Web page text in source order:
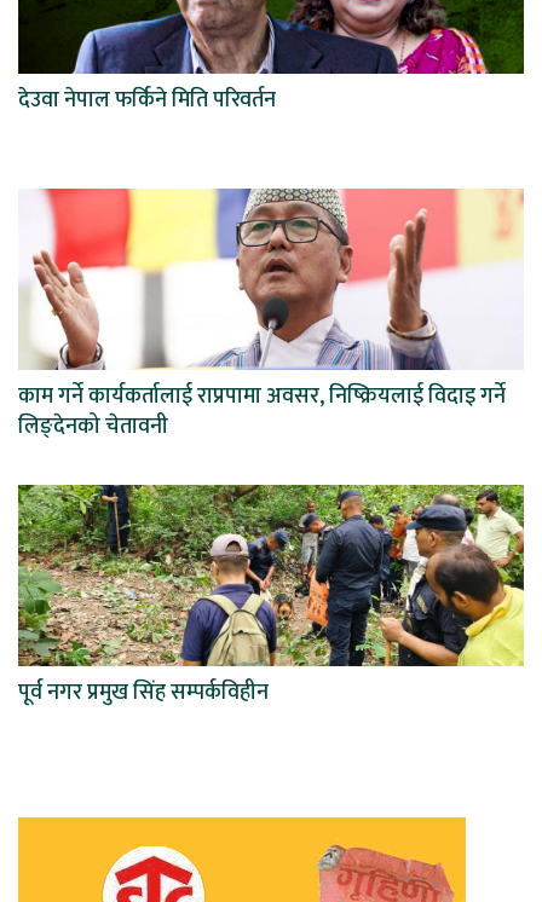
देउवा नेपाल फर्किने मिति परिवर्तन
काम गर्ने कार्यकर्तालाई राप्रपामा अवसर, निष्क्रियलाई विदाइ गर्ने
लिङ्देनको चेतावनी
पूर्व नगर प्रमुख सिंह सम्पर्कविहीन